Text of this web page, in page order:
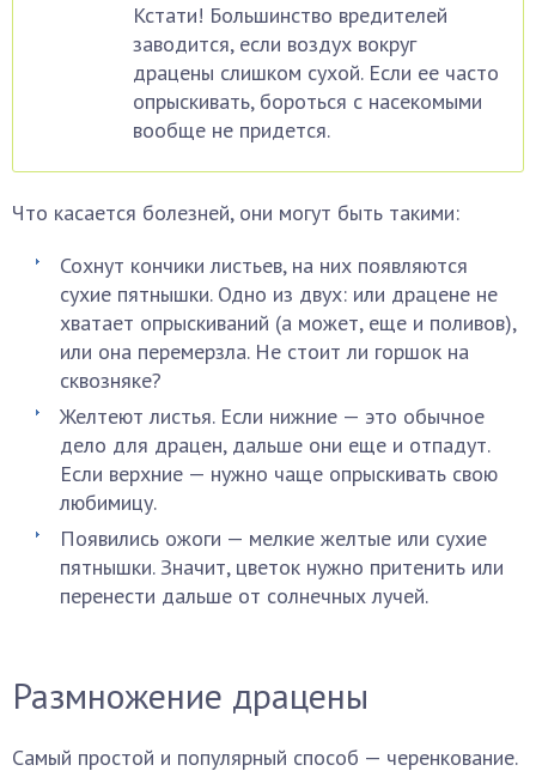
Кстати! Большинство вредителей
заводится, если воздух вокруг
драцены слишком сухой. Если ее часто
опрыскивать, бороться с насекомыми
вообще не придется.
Что касается болезней, они могут быть такими:
Сохнут кончики листьев, на них появляются
сухие пятнышки. Одно из двух: или драцене не
хватает опрыскиваний (а может, еще и поливов),
или она перемерзла. Не стоит ли горшок на
сквозняке?
Желтеют листья. Если нижние — это обычное
дело для драцен, дальше они еще и отпадут.
Если верхние — нужно чаще опрыскивать свою
любимицу.
Появились ожоги — мелкие желтые или сухие
пятнышки. Значит, цветок нужно притенить или
перенести дальше от солнечных лучей.
Размножение драцены
Самый простой и популярный способ — черенкование.